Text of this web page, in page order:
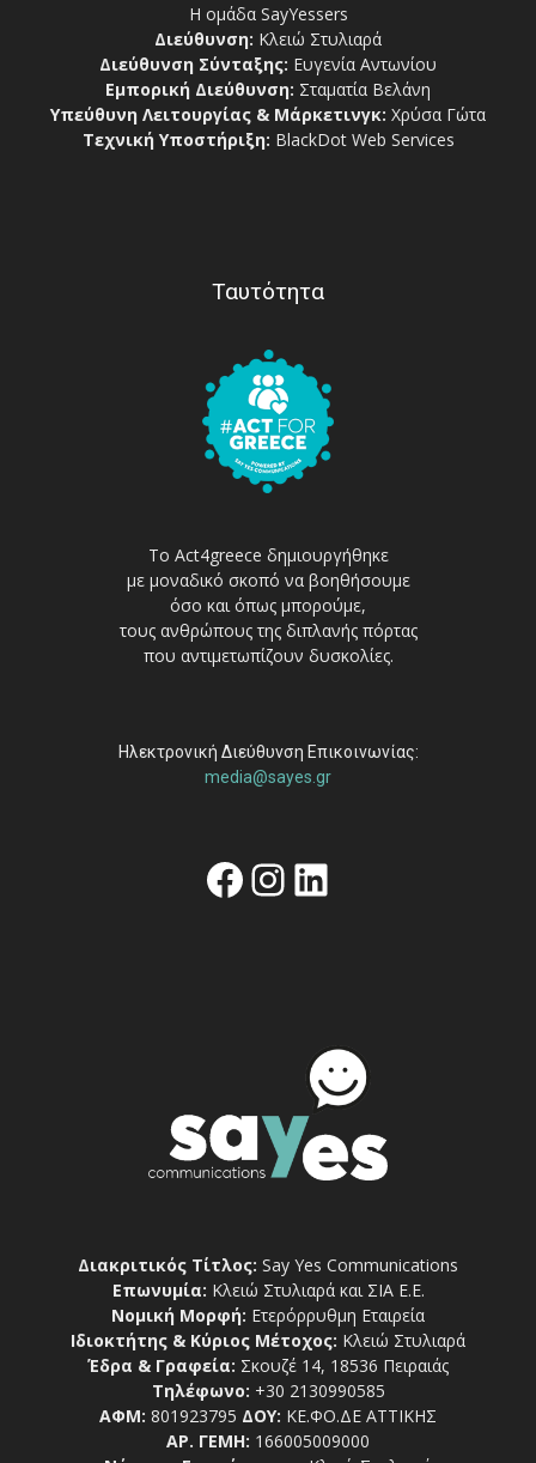
Η ομάδα SayYessers
Διεύθυνση: Κλειώ Στυλιαρά
Διεύθυνση Σύνταξης: Ευγενία Αντωνίου
Εμπορική Διεύθυνση: Σταματία Βελάνη
Υπεύθυνη Λειτουργίας & Μάρκετινγκ: Χρύσα Γώτα
Τεχνική Υποστήριξη: BlackDot Web Services
Ταυτότητα
Το Act4greece δημιουργήθηκε
με μοναδικό σκοπό να βοηθήσουμε
όσο και όπως μπορούμε,
τους ανθρώπους της διπλανής πόρτας
που αντιμετωπίζουν δυσκολίες.
Ηλεκτρονική Διεύθυνση Επικοινωνίας:
media@sayes.gr
Facebook
Instagram
Linkedin
Διακριτικός Τίτλος: Say Yes Communications
Επωνυμία: Κλειώ Στυλιαρά και ΣΙΑ Ε.Ε.
Νομική Μορφή: Ετερόρρυθμη Εταιρεία
Ιδιοκτήτης & Κύριος Μέτοχος: Κλειώ Στυλιαρά
Έδρα & Γραφεία: Σκουζέ 14, 18536 Πειραιάς
Τηλέφωνο: +30 2130990585
ΑΦΜ: 801923795 ΔΟΥ: ΚΕ.ΦΟ.ΔΕ ΑΤΤΙΚΗΣ
ΑΡ. ΓΕΜΗ: 166005009000